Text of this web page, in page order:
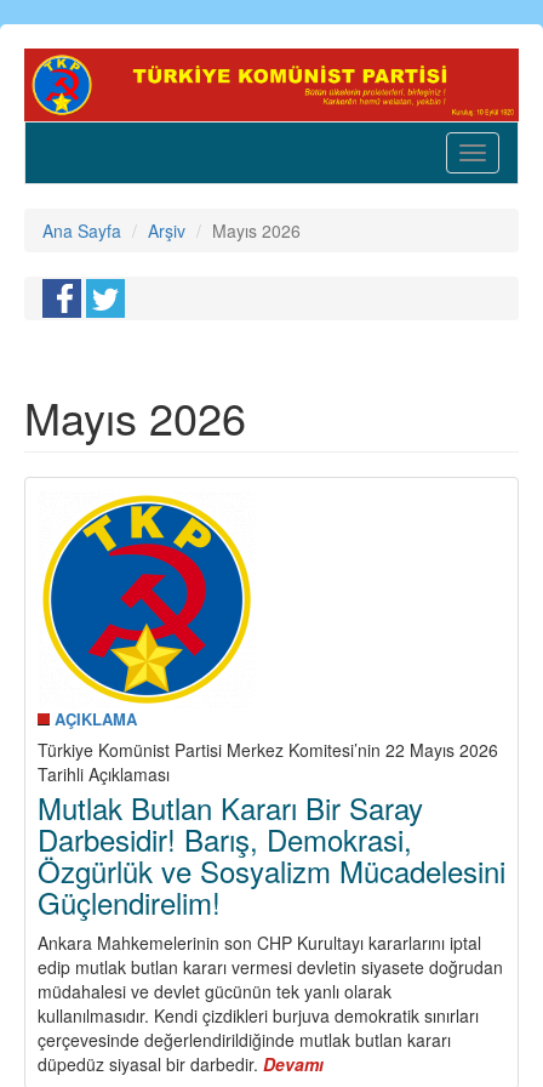
Ana
içeriğe
Toggle
Ana Sayfa Arşiv Mayıs 2026
Mayıs 2026
AÇIKLAMA
Türkiye Komünist Partisi Merkez Komitesi’nin 22 Mayıs 2026
Tarihli Açıklaması
Mutlak Butlan Kararı Bir Saray
Darbesidir! Barış, Demokrasi,
Özgürlük ve Sosyalizm Mücadelesini
Güçlendirelim!
Ankara Mahkemelerinin son CHP Kurultayı kararlarını iptal
edip mutlak butlan kararı vermesi devletin siyasete doğrudan
müdahalesi ve devlet gücünün tek yanlı olarak
kullanılmasıdır. Kendi çizdikleri burjuva demokratik sınırları
çerçevesinde değerlendirildiğinde mutlak butlan kararı
düpedüz siyasal bir darbedir. Devamı